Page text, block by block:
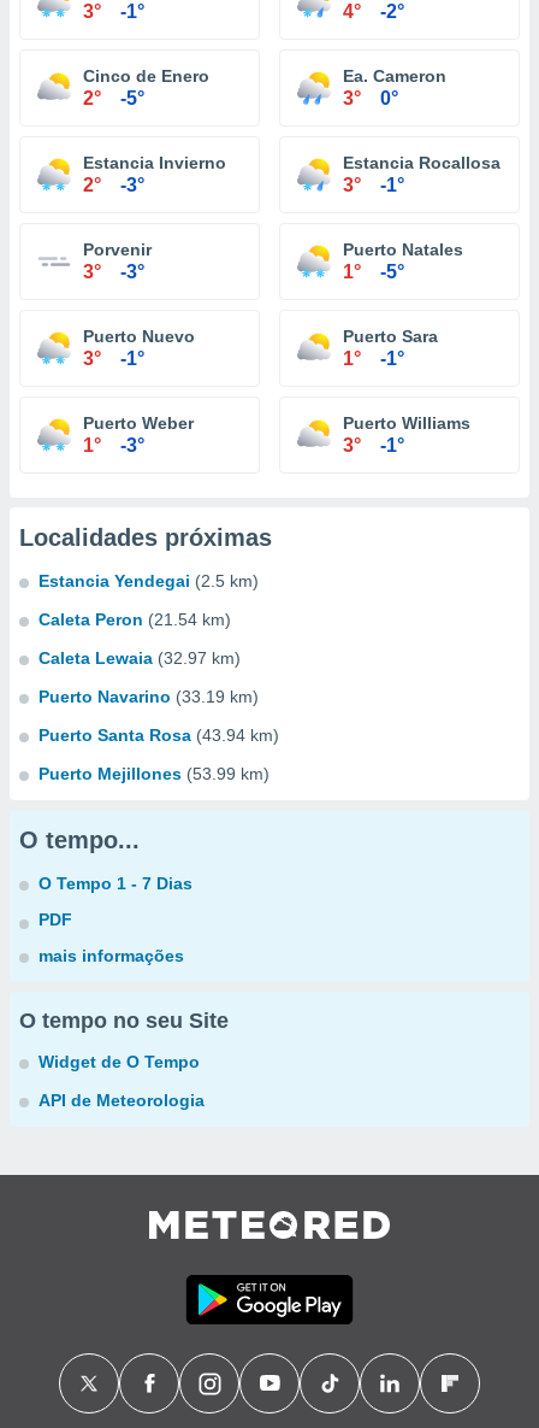
3° -1° 4° -2°
Cinco de Enero
2° -5°
Ea. Cameron
3° 0°
Estancia Invierno
2° -3°
Estancia Rocallosa
3° -1°
Porvenir
3° -3°
Puerto Natales
1° -5°
Puerto Nuevo
3° -1°
Puerto Sara
1° -1°
Puerto Weber
1° -3°
Puerto Williams
3° -1°
Localidades próximas
Estancia Yendegai (2.5 km)
Caleta Peron (21.54 km)
Caleta Lewaia (32.97 km)
Puerto Navarino (33.19 km)
Puerto Santa Rosa (43.94 km)
Puerto Mejillones (53.99 km)
O tempo...
O Tempo 1 - 7 Dias
PDF
mais informações
O tempo no seu Site
Widget de O Tempo
API de Meteorologia